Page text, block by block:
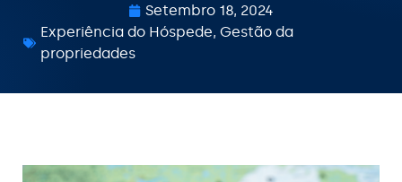
Setembro 18, 2024
Experiência do Hóspede, Gestão da
propriedades